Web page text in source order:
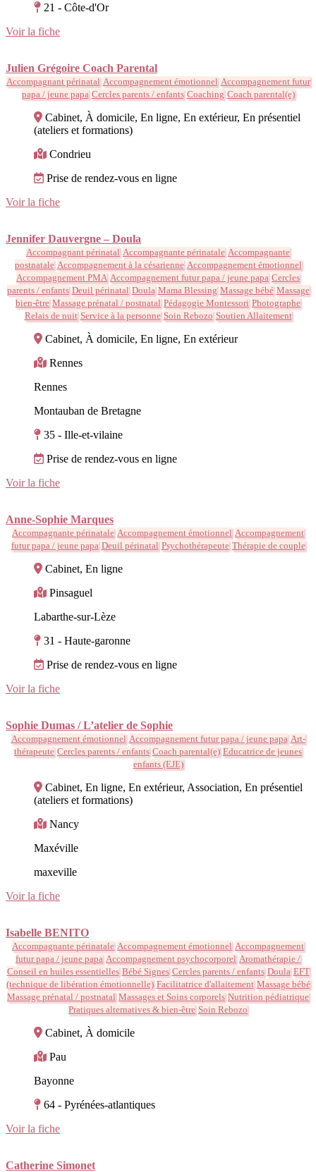
21 - Côte-d'Or
Voir la fiche
Julien Grégoire Coach Parental
Accompagnant périnatal Accompagnement émotionnel Accompagnement futur
papa / jeune papa Cercles parents / enfants Coaching Coach parental(e)
Cabinet, À domicile, En ligne, En extérieur, En présentiel
(ateliers et formations)
Condrieu
Prise de rendez-vous en ligne
Voir la fiche
Jennifer Dauvergne – Doula
Accompagnant périnatal Accompagnante périnatale Accompagnante
postnatale Accompagnement à la césarienne Accompagnement émotionnel
Accompagnement PMA Accompagnement futur papa / jeune papa Cercles
parents / enfants Deuil périnatal Doula Mama Blessing Massage bébé Massage
bien-être Massage prénatal / postnatal Pédagogie Montessori Photographe
Relais de nuit Service à la personne Soin Rebozo Soutien Allaitement
Cabinet, À domicile, En ligne, En extérieur
Rennes
Rennes
Montauban de Bretagne
35 - Ille-et-vilaine
Prise de rendez-vous en ligne
Voir la fiche
Anne-Sophie Marques
Accompagnante périnatale Accompagnement émotionnel Accompagnement
futur papa / jeune papa Deuil périnatal Psychothérapeute Thérapie de couple
Cabinet, En ligne
Pinsaguel
Labarthe-sur-Lèze
31 - Haute-garonne
Prise de rendez-vous en ligne
Voir la fiche
Sophie Dumas / L’atelier de Sophie
Accompagnement émotionnel Accompagnement futur papa / jeune papa Art-
thérapeute Cercles parents / enfants Coach parental(e) Educatrice de jeunes
enfants (EJE)
Cabinet, En ligne, En extérieur, Association, En présentiel
(ateliers et formations)
Nancy
Maxéville
maxeville
Voir la fiche
Isabelle BENITO
Accompagnante périnatale Accompagnement émotionnel Accompagnement
futur papa / jeune papa Accompagnement psychocorporel Aromathérapie /
Conseil en huiles essentielles Bébé Signes Cercles parents / enfants Doula EFT
(technique de libération émotionnelle) Facilitatrice d'allaitement Massage bébé
Massage prénatal / postnatal Massages et Soins corporels Nutrition pédiatrique
Pratiques alternatives & bien-être Soin Rebozo
Cabinet, À domicile
Pau
Bayonne
64 - Pyrénées-atlantiques
Voir la fiche
Catherine Simonet